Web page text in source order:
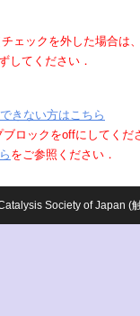
ェックを外した場合は
してください．
きない方はこちら
ロックをoffにしてくだ
をご参照ください．
Society of Japan (